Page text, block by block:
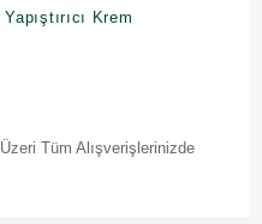
Krem
Tüm Alışverişlerinizde